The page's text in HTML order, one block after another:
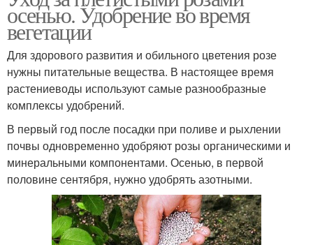
осенью. Удобрение во время
вегетации
Для здорового развития и обильного цветения розе
нужны питательные вещества. В настоящее время
растениеводы используют самые разнообразные
комплексы удобрений.
В первый год после посадки при поливе и рыхлении
почвы одновременно удобряют розы органическими и
минеральными компонентами. Осенью, в первой
половине сентября, нужно удобрять азотными.